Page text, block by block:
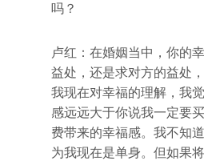
吗？
卢红：在婚姻当中，你的
益处，还是求对方的益处
我现在对幸福的理解，我
感远远大于你说我一定要
费带来的幸福感。我不知
为我现在是单身。但如果